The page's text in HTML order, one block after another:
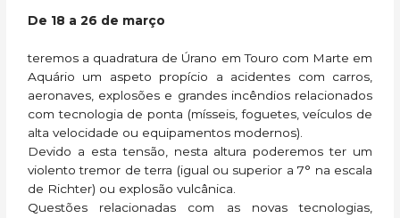
De 18 a 26 de março
teremos a quadratura de Úrano em Touro com Marte em
Aquário um aspeto propício a acidentes com carros,
aeronaves, explosões e grandes incêndios relacionados
com tecnologia de ponta (mísseis, foguetes, veículos de
alta velocidade ou equipamentos modernos).
Devido a esta tensão, nesta altura poderemos ter um
violento tremor de terra (igual ou superior a 7° na escala
de Richter) ou explosão vulcânica.
Questões relacionadas com as novas tecnologias,